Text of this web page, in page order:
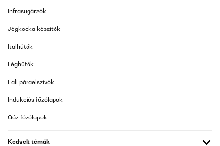
Infrasugárzók
Jégkocka készítők
Italhűtők
Léghűtők
Fali páraelszívók
Indukciós főzőlapok
Gáz főzőlapok
Kedvelt témák